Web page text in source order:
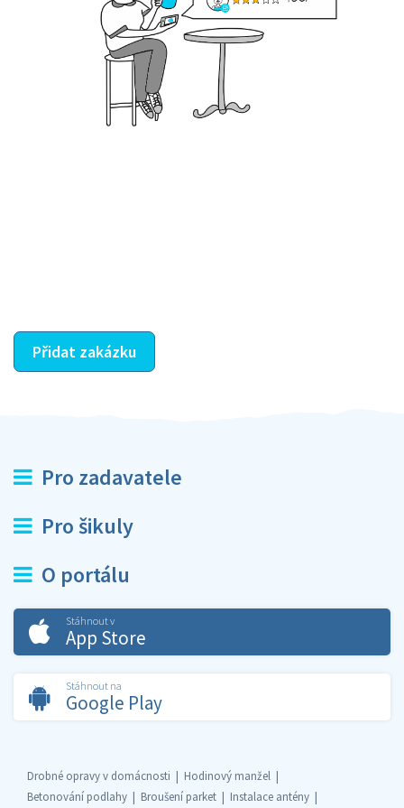
Přidat zakázku
Pro zadavatele
Pro šikuly
O portálu
Stáhnout v
App Store
Stáhnout na
Google Play
Drobné opravy v domácnosti
Hodinový manžel
Betonování podlahy
Broušení parket Instalace antény